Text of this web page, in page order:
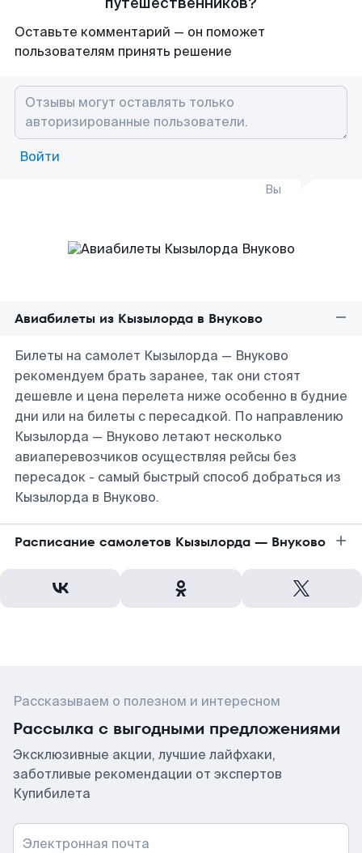
Оставьте комментарий — он поможет
пользователям принять решение
Войти
Вы
Авиабилеты из Кызылорда в Внуково
Билеты на самолет Кызылорда — Внуково
рекомендуем брать заранее, так они стоят
дешевле и цена перелета ниже особенно в будние
дни или на билеты с пересадкой. По направлению
Кызылорда — Внуково летают несколько
авиаперевозчиков осуществляя рейсы без
пересадок - самый быстрый способ добраться из
Кызылорда в Внуково.
Расписание самолетов Кызылорда — Внуково
Рассказываем о полезном и интересном
Рассылка с выгодными предложениями
Эксклюзивные акции, лучшие лайфхаки,
заботливые рекомендации от экспертов
Купибилета
Электронная почта